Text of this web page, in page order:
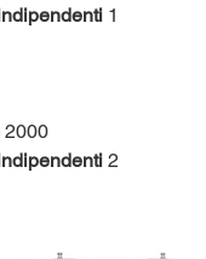
1
2000
2